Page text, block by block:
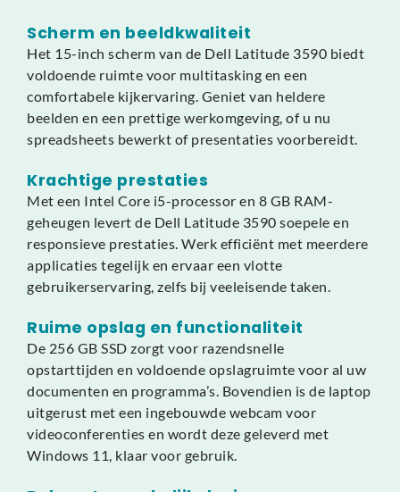
Scherm en beeldkwaliteit
Het 15-inch scherm van de Dell Latitude 3590 biedt
voldoende ruimte voor multitasking en een
comfortabele kijkervaring. Geniet van heldere
beelden en een prettige werkomgeving, of u nu
spreadsheets bewerkt of presentaties voorbereidt.
Krachtige prestaties
Met een Intel Core i5-processor en 8 GB RAM-
geheugen levert de Dell Latitude 3590 soepele en
responsieve prestaties. Werk efficiënt met meerdere
applicaties tegelijk en ervaar een vlotte
gebruikerservaring, zelfs bij veeleisende taken.
Ruime opslag en functionaliteit
De 256 GB SSD zorgt voor razendsnelle
opstarttijden en voldoende opslagruimte voor al uw
documenten en programma’s. Bovendien is de laptop
uitgerust met een ingebouwde webcam voor
videoconferenties en wordt deze geleverd met
Windows 11, klaar voor gebruik.